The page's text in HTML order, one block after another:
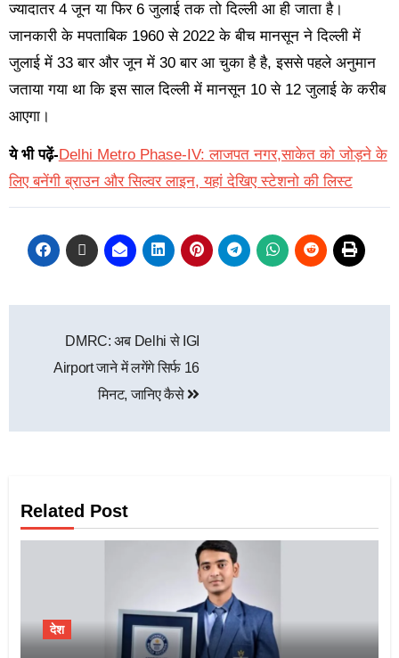
ज्यादातर 4 जून या फिर 6 जुलाई तक तो दिल्ली आ ही जाता है।
जानकारी के मपताबिक 1960 से 2022 के बीच मानसून ने दिल्ली में
जुलाई में 33 बार और जून में 30 बार आ चुका है है, इससे पहले अनुमान
जताया गया था कि इस साल दिल्ली में मानसून 10 से 12 जुलाई के करीब
आएगा।
ये भी पढ़ें-Delhi Metro Phase-IV: लाजपत नगर,साकेत को जोड़ने के
लिए बनेंगी ब्राउन और सिल्वर लाइन, यहां देखिए स्टेशनो की लिस्ट
DMRC: अब Delhi से IGI
Airport जाने में लगेंगे सिर्फ 16
मिनट, जानिए कैसे
Related Post
देश